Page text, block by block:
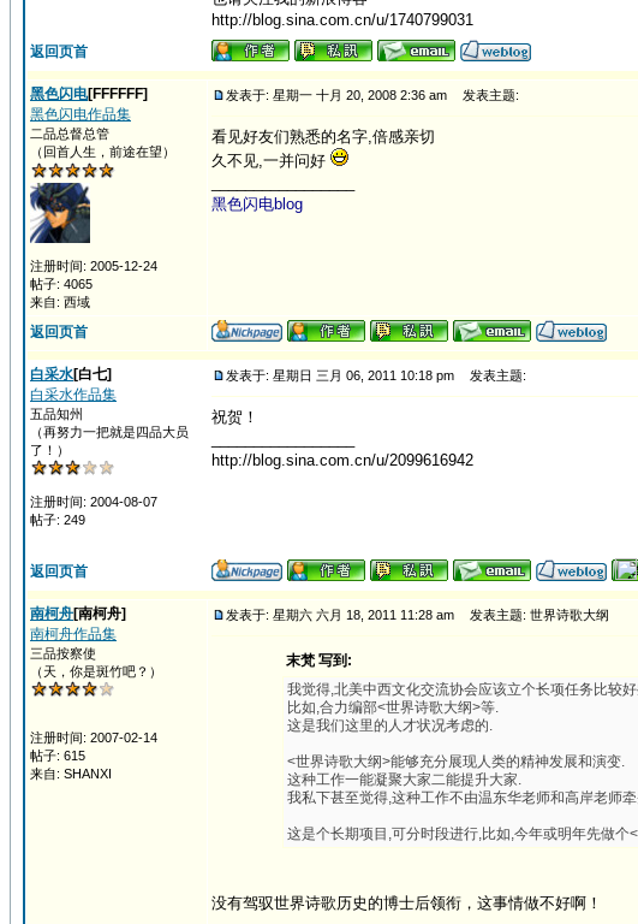
http://blog.sina.com.cn/u/1740799031
返回页首
黑色闪电[FFFFFF]
黑色闪电作品集
二品总督总管
（回首人生，前途在望）
注册时间: 2005-12-24
帖子: 4065
来自: 西域
发表于: 星期一 十月 20, 2008 2:36 am 发表主题:
看见好友们熟悉的名字,倍感亲切
久不见,一并问好
黑色闪电blog
返回页首
白采水[白七]
白采水作品集
五品知州
（再努力一把就是四品大员
了！）
注册时间: 2004-08-07
帖子: 249
发表于: 星期日 三月 06, 2011 10:18 pm 发表主题:
祝贺！
http://blog.sina.com.cn/u/2099616942
返回页首
南柯舟[南柯舟]
南柯舟作品集
三品按察使
（天，你是斑竹吧？）
注册时间: 2007-02-14
帖子: 615
来自: SHANXI
发表于: 星期六 六月 18, 2011 11:28 am 发表主题: 世界诗歌大纲
末梵 写到:
我觉得,北美中西文化交流协会应该立个长项任务比较
比如,合力编部<世界诗歌大纲>等.
这是我们这里的人才状况考虑的.
<世界诗歌大纲>能够充分展现人类的精神发展和演变.
这种工作一能凝聚大家二能提升大家.
我私下甚至觉得,这种工作不由温东华老师和高岸老师
这是个长期项目,可分时段进行,比如,今年或明年先做个
没有驾驭世界诗歌历史的博士后领衔，这事情做不好啊！